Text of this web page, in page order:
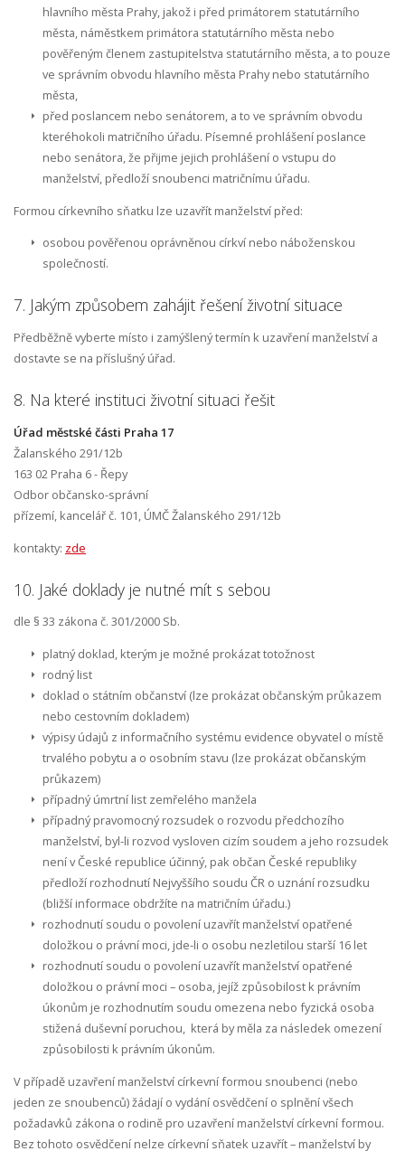
hlavního města Prahy, jakož i před primátorem statutárního
města, náměstkem primátora statutárního města nebo
pověřeným členem zastupitelstva statutárního města, a to pouze
ve správním obvodu hlavního města Prahy nebo statutárního
města,
před poslancem nebo senátorem, a to ve správním obvodu
kteréhokoli matričního úřadu. Písemné prohlášení poslance
nebo senátora, že přijme jejich prohlášení o vstupu do
manželství, předloží snoubenci matričnímu úřadu.
Formou církevního sňatku lze uzavřít manželství před:
osobou pověřenou oprávněnou církví nebo náboženskou
společností.
7. Jakým způsobem zahájit řešení životní situace
Předběžně vyberte místo i zamýšlený termín k uzavření manželství a
dostavte se na příslušný úřad.
8. Na které instituci životní situaci řešit
Úřad městské části Praha 17
Žalanského 291/12b
163 02 Praha 6 - Řepy
Odbor občansko-správní
přízemí, kancelář č. 101, ÚMČ Žalanského 291/12b
kontakty: zde
10. Jaké doklady je nutné mít s sebou
dle § 33 zákona č. 301/2000 Sb.
platný doklad, kterým je možné prokázat totožnost
rodný list
doklad o státním občanství (lze prokázat občanským průkazem
nebo cestovním dokladem)
výpisy údajů z informačního systému evidence obyvatel o místě
trvalého pobytu a o osobním stavu (lze prokázat občanským
průkazem)
případný úmrtní list zemřelého manžela
případný pravomocný rozsudek o rozvodu předchozího
manželství, byl-li rozvod vysloven cizím soudem a jeho rozsudek
není v České republice účinný, pak občan České republiky
předloží rozhodnutí Nejvyššího soudu ČR o uznání rozsudku
(bližší informace obdržíte na matričním úřadu.)
rozhodnutí soudu o povolení uzavřít manželství opatřené
doložkou o právní moci, jde-li o osobu nezletilou starší 16 let
rozhodnutí soudu o povolení uzavřít manželství opatřené
doložkou o právní moci – osoba, jejíž způsobilost k právním
úkonům je rozhodnutím soudu omezena nebo fyzická osoba
stižená duševní poruchou, která by měla za následek omezení
způsobilosti k právním úkonům.
V případě uzavření manželství církevní formou snoubenci (nebo
jeden ze snoubenců) žádají o vydání osvědčení o splnění všech
požadavků zákona o rodině pro uzavření manželství církevní formou.
Bez tohoto osvědčení nelze církevní sňatek uzavřít – manželství by